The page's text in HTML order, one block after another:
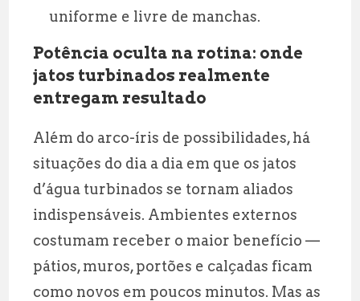
uniforme e livre de manchas.
Potência oculta na rotina: onde
jatos turbinados realmente
entregam resultado
Além do arco-íris de possibilidades, há
situações do dia a dia em que os jatos
d’água turbinados se tornam aliados
indispensáveis. Ambientes externos
costumam receber o maior benefício —
pátios, muros, portões e calçadas ficam
como novos em poucos minutos. Mas as